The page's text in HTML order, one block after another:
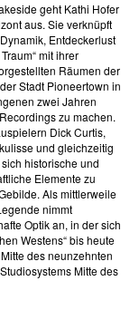
geht Kathi Hofer
aus. Sie verknüpft
Entdeckerlust
mit ihrer
Räumen der
Stadt Pioneertown in
zwei Jahren
zu machen.
Dick Curtis,
und gleichzeitig
historische und
Elemente zu
Als mittlerweile
nimmt
Optik an, in der sich
Westens“ bis heute
des neunzehnten
Mitte des